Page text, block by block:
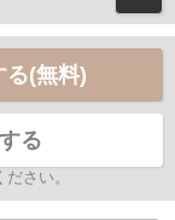
る(無料)
る
さい。